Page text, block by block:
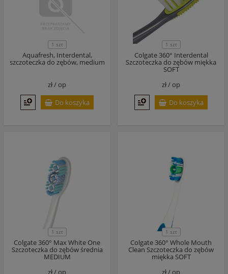
1 szt
Aquafresh, Interdental,
szczoteczka do zębów, medium
zł /op
Do koszyka
1 szt
Colgate 360° Interdental
Szczoteczka do zębów miękka
SOFT
zł /op
Do koszyka
1 szt
Colgate 360° Max White One
Szczoteczka do zębów średnia
MEDIUM
zł /op
1 szt
Colgate 360° Whole Mouth
Clean Szczoteczka do zębów
miękka SOFT
zł /op